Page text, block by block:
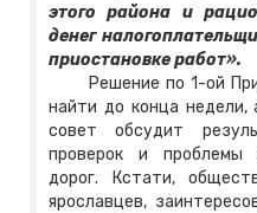
этого района и
денег
приостановке работ».
Решение по 1-ой
найти до конца
совет обсудит
проверок и проблемы
дорог. Кстати,
ярославцев,